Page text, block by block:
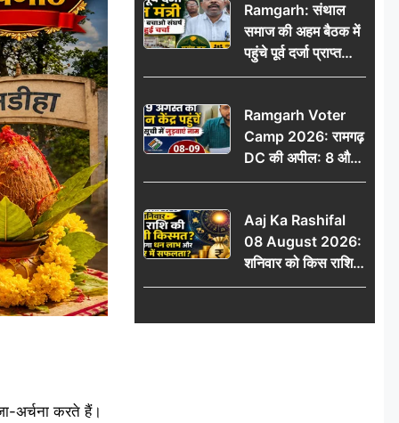
अर्चना करते हैं।
की भीड़
Ramgarh: संथाल
समाज की अहम बैठक में
पहुंचे पूर्व दर्जा प्राप्त
मंत्री, मरांग बुरू बचाओ
Ramgarh Voter
Camp 2026: रामगढ़
DC की अपील: 8 और
9 अगस्त को मतदान
में जुड़वाएं नाम
Aaj Ka Rashifal
08 August 2026:
शनिवार को किस राशि
की चमकेगी किस्मत,
और करियर में सफलता?